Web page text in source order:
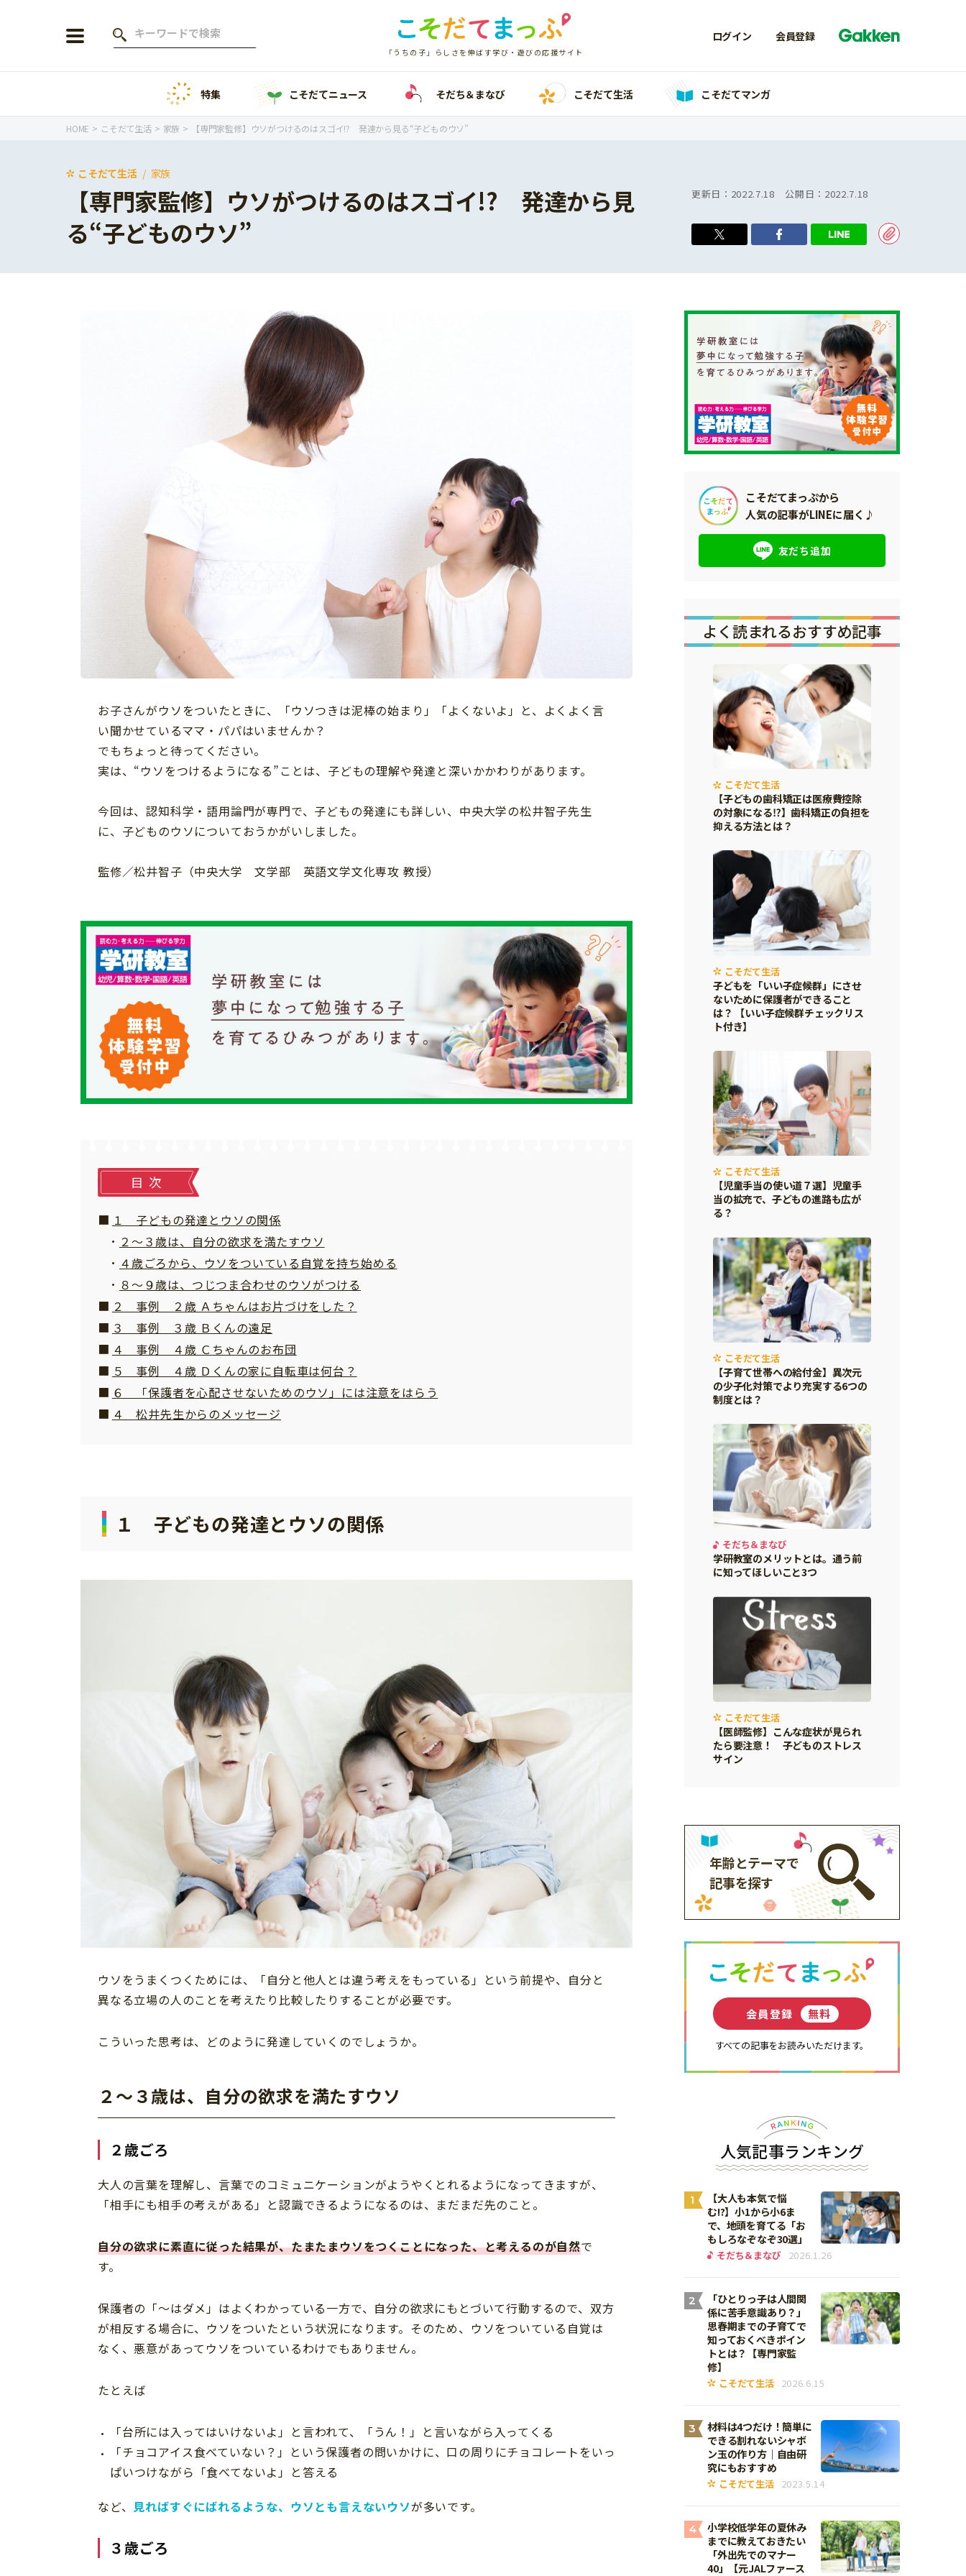
「うちの子」らしさを伸ばす学び・遊びの応援サイト
ログイン 会員登録
年齢から探す
1歳
「こそだてまっぷ」とは
サイトのご利⽤にあたって
個⼈情報について
特集 こそだてニュース そだち＆まなび こそだて生活 こそだてマンガ
HOME こそだて生活 家族 【専門家監修】ウソがつけるのはスゴイ!? 発達から見る“子どものウソ”
こそだて生活 家族
【専門家監修】ウソがつけるのはスゴイ!? 発達から見
る“子どものウソ”
更新日： 2022.7.18 公開日： 2022.7.18
お子さんがウソをついたときに、「ウソつきは泥棒の始まり」「よくないよ」と、よくよく言
い聞かせているママ・パパはいませんか？
でもちょっと待ってください。
実は、“ウソをつけるようになる”ことは、子どもの理解や発達と深いかかわりがあります。
今回は、認知科学・語用論門が専門で、子どもの発達にも詳しい、中央大学の松井智子先生
に、子どものウソについておうかがいしました。
監修／松井智子（中央大学 文学部 英語文学文化専攻 教授）
目次
１ 子どもの発達とウソの関係
２～３歳は、自分の欲求を満たすウソ
４歳ごろから、ウソをついている自覚を持ち始める
８～９歳は、つじつま合わせのウソがつける
２ 事例 ２歳 Ａちゃんはお片づけをした？
３ 事例 ３歳 Ｂくんの遠足
４ 事例 ４歳 Ｃちゃんのお布団
５ 事例 ４歳 Ｄくんの家に自転車は何台？
６ 「保護者を心配させないためのウソ」には注意をはらう
４ 松井先生からのメッセージ
１ 子どもの発達とウソの関係
ウソをうまくつくためには、「自分と他人とは違う考えをもっている」という前提や、自分と
異なる立場の人のことを考えたり比較したりすることが必要です。
こういった思考は、どのように発達していくのでしょうか。
２～３歳は、自分の欲求を満たすウソ
２歳ごろ
大人の言葉を理解し、言葉でのコミュニケーションがようやくとれるようになってきますが、
「相手にも相手の考えがある」と認識できるようになるのは、まだまだ先のこと。
自分の欲求に素直に従った結果が、たまたまウソをつくことになった、と考えるのが自然で
す。
保護者の「～はダメ」はよくわかっている一方で、自分の欲求にもとづいて行動するので、双方
が相反する場合に、ウソをついたという状況になります。そのため、ウソをついている自覚は
なく、悪意があってウソをついているわけでもありません。
たとえば
「台所には入ってはいけないよ」と言われて、「うん！」と言いながら入ってくる
「チョコアイス食べていない？」という保護者の問いかけに、口の周りにチョコレートをいっ
ぱいつけながら「食べてないよ」と答える
など、 見ればすぐにばれるような、ウソとも言えないウソが多いです。
３歳ごろ
こそだてまっぷから
人気の記事がLINEに届く♪
友だち追加
よく読まれるおすすめ記事
こそだて生活
【子どもの歯科矯正は医療費控除
の対象になる⁉】歯科矯正の負担を
抑える方法とは？
こそだて生活
子どもを「いい子症候群」にさせ
ないために保護者ができること
は？ 【いい子症候群チェックリス
ト付き】
こそだて生活
【児童手当の使い道７選】児童手
当の拡充で、子どもの進路も広が
る？
こそだて生活
【子育て世帯への給付金】異次元
の少子化対策でより充実する6つの
制度とは？
そだち＆まなび
学研教室のメリットとは。通う前
に知ってほしいこと3つ
こそだて生活
【医師監修】こんな症状が見られ
たら要注意！ 子どものストレス
サイン
年齢とテーマで
記事を探す
会員登録 無料
すべての記事をお読みいただけます。
人気記事ランキング
1
【大人も本気で悩
む!?】小1から小6ま
で、地頭を育てる「お
もしろなぞなぞ30選」
そだち＆まなび 2026.1.26
2
「ひとりっ子は人間関
係に苦手意識あり？」
思春期までの子育てで
知っておくべきポイン
トとは？【専門家監
修】
こそだて生活 2026.6.15
3
材料は4つだけ！簡単に
できる割れないシャボ
ン玉の作り方｜自由研
究にもおすすめ
こそだて生活 2023.5.14
4
小学校低学年の夏休み
までに教えておきたい
「外出先でのマナー
40」【元JALファース